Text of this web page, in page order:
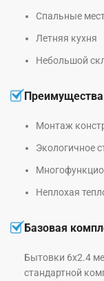
Спальные
Летняя кухня
Небольшой
Преимущества
Монтаж
Экологичное
Неплохая
Базовая
Бытовки 6х2.4
стандартной